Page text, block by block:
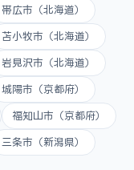
帯広市（北海道）
苫小牧市（北海道）
岩見沢市（北海道）
城陽市（京都府）
福知山市（京都府）
三条市（新潟県）